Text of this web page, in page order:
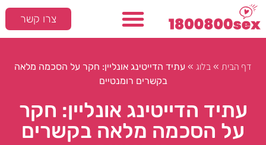
צרו קשר
דף הבית » בלוג » עתיד הדייטינג אונליין: חקר על הסכמה מלאה
בקשרים רומנטיים
עתיד הדייטינג אונליין: חקר
על הסכמה מלאה בקשרים